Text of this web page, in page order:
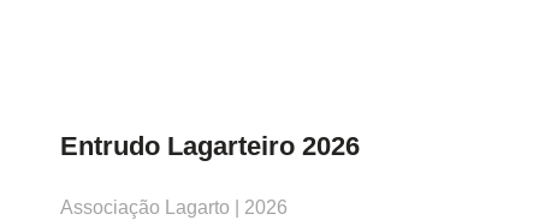
Entrudo Lagarteiro 2026
Associação Lagarto | 2026